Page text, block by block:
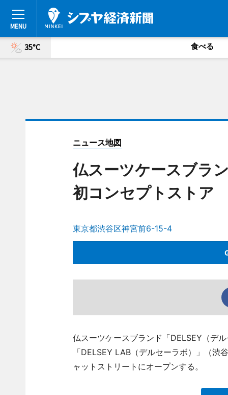
35°C 食べる
ニュース地図
仏スーツケースブラ
初コンセプトストア
東京都渋谷区神宮前6-15-4
仏スーツケースブランド「DELSEY（デ
「DELSEY LAB（デルセーラボ）」（
ャットストリートにオープンする。